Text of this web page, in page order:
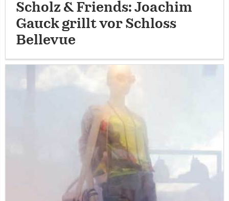
Scholz & Friends: Joachim
Gauck grillt vor Schloss
Bellevue